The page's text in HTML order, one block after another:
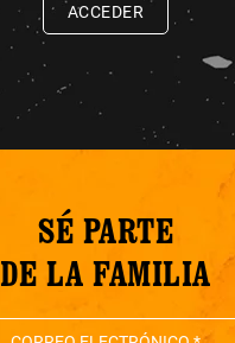
ACCEDER
SÉ PARTE
DE LA FAMILIA